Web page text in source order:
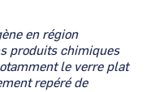
en région
produits chimiques
le verre plat
repéré de